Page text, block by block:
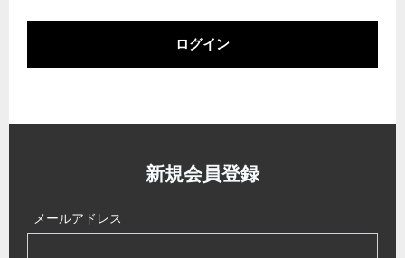
ログイン
新規会員登録
メールアドレス